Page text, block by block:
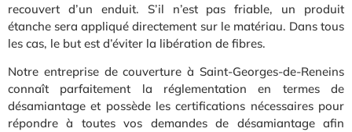
recouvert d’un enduit. S’il n’est pas friable, un produit
étanche sera appliqué directement sur le matériau. Dans tous
les cas, le but est d’éviter la libération de fibres.
Notre entreprise de couverture à Saint-Georges-de-Reneins
connaît parfaitement la réglementation en termes de
désamiantage et possède les certifications nécessaires pour
répondre à toutes vos demandes de désamiantage afin